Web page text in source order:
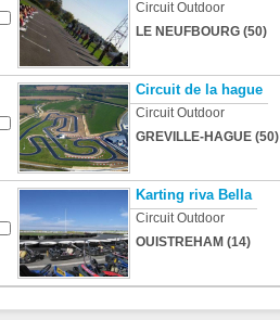
Circuit Outdoor
LE NEUFBOURG (50)
Circuit de la hague
Circuit Outdoor
GREVILLE-HAGUE (50)
Karting riva Bella
Circuit Outdoor
OUISTREHAM (14)